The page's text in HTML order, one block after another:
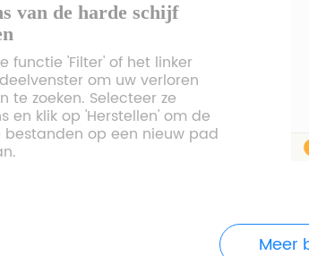
van de harde schijf
functie 'Filter' of het linker
om uw verloren
te zoeken. Selecteer ze
en klik op 'Herstellen' om de
bestanden op een nieuw pad
Meer